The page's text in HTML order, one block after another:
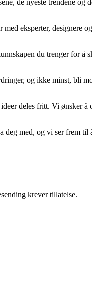
de nyeste trendene og
eksperter, designere
du trenger for å
og ikke minst, bli
deles fritt. Vi ønsker
deg med, og vi ser frem
krever tillatelse.